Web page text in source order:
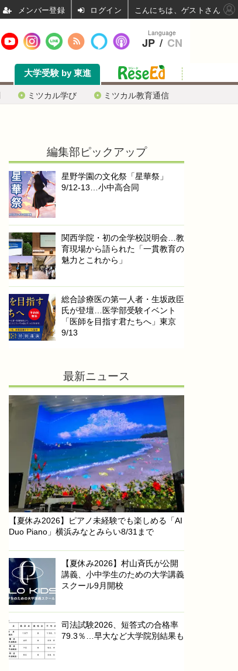
ミツカル学び ミツカル教育通信
大学受験 by 東進
編集部ピックアップ
星野学園の文化祭「星華祭」
9/12-13…小中高合同
関西学院・初の全学校説明会…教
育現場から語られた「一貫教育の
魅力とこれから」
総合診療医の第一人者・生坂政臣
氏が登壇…医学部受験イベント
「医師を目指す君たちへ」東京
9/13
最新ニュース
【夏休み2026】ピアノ未経験でも楽しめる「AI
Duo Piano」横浜みなとみらい8/31まで
【夏休み2026】村山斉氏が公開
講義、小中学生のための大学講義
スクール9月開校
司法試験2026、短答式の合格率
79.3％…早大など大学院別結果も
Language
JP / CN
ログイン こんにちは、ゲストさん